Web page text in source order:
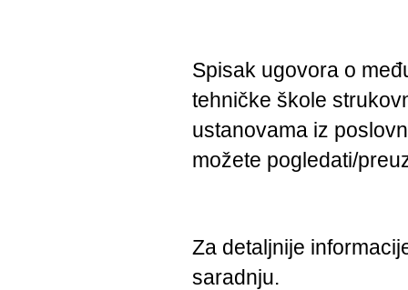
Spisak ugovora o
tehničke škole
ustanovama iz
možete pogledati/
Za detaljnije
saradnju.